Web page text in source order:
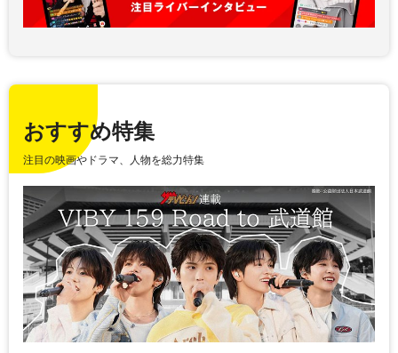
おすすめ特集
注目の映画やドラマ、人物を総力特集